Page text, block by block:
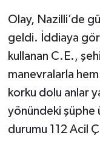
Olay, Nazilli’de
geldi. İddiaya
kullanan C.E.,
manevralarla
korku dolu anlar
yönündeki şüphe
durumu 112 Acil